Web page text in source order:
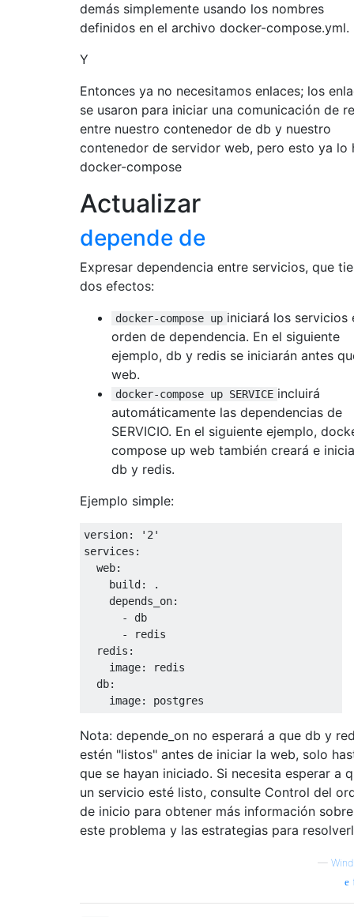
demás simplemente usando los nombres
definidos en el archivo docker-compose.yml.
Y
Entonces ya no necesitamos enlaces; los
se usaron para iniciar una comunicación de
entre nuestro contenedor de db y nuestro
contenedor de servidor web, pero esto ya lo
docker-compose
Actualizar
depende de
Expresar dependencia entre servicios, que
dos efectos:
docker-compose up iniciará los servicios
orden de dependencia. En el siguiente
ejemplo, db y redis se iniciarán antes
web.
docker-compose up SERVICE incluirá
automáticamente las dependencias de
SERVICIO. En el siguiente ejemplo,
compose up web también creará e
db y redis.
Ejemplo simple:
version: '2'
services:
  web:
    build: .
    depends_on:
      - db
      - redis
  redis:
    image: redis
  db:
Nota: depende_on no esperará a que db y
estén "listos" antes de iniciar la web, solo
que se hayan iniciado. Si necesita esperar a
un servicio esté listo, consulte Control del
de inicio para obtener más información sobre
este problema y las estrategias para
—